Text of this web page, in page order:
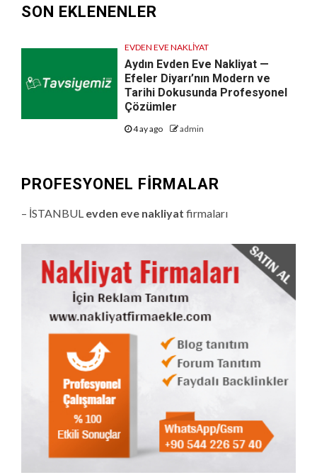
SON EKLENENLER
EVDEN EVE NAKLIYAT
Aydın Evden Eve Nakliyat —
Efeler Diyarı’nın Modern ve
Tarihi Dokusunda Profesyonel
Çözümler
4 ay ago admin
PROFESYONEL FIRMALAR
– İSTANBUL evden eve nakliyat firmaları